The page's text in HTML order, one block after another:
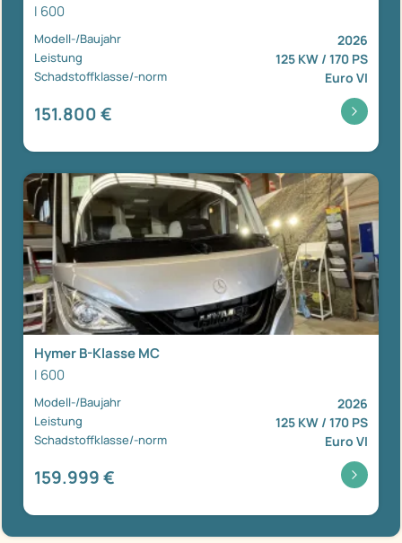
I 600
Modell-/Baujahr 2026
Leistung 125 KW / 170 PS
Schadstoffklasse/-norm Euro VI
151.800 €
Hymer B-Klasse MC
I 600
Modell-/Baujahr 2026
Leistung 125 KW / 170 PS
Schadstoffklasse/-norm Euro VI
159.999 €